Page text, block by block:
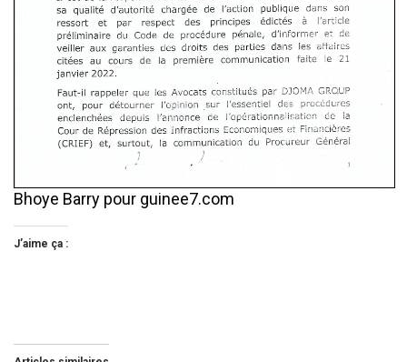
Bhoye Barry pour guinee7.com
J’aime ça :